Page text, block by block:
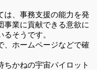
は、事務支援の能力を発
事業に貢献できる意欲に
そうです。
、ホームページなどで確
ちかねの宇宙パイロット